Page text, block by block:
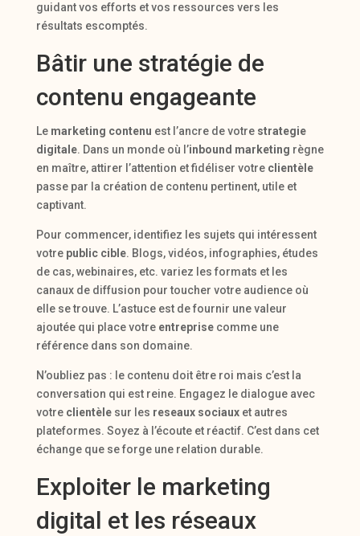
guidant vos efforts et vos ressources vers les
résultats escomptés.
Bâtir une stratégie de
contenu engageante
Le marketing contenu est l’ancre de votre strategie
digitale. Dans un monde où l’inbound marketing règne
en maître, attirer l’attention et fidéliser votre clientèle
passe par la création de contenu pertinent, utile et
captivant.
Pour commencer, identifiez les sujets qui intéressent
votre public cible. Blogs, vidéos, infographies, études
de cas, webinaires, etc. variez les formats et les
canaux de diffusion pour toucher votre audience où
elle se trouve. L’astuce est de fournir une valeur
ajoutée qui place votre entreprisecomme une
référence dans son domaine.
N’oubliez pas : le contenu doit être roi mais c’est la
conversation qui est reine. Engagez le dialogue avec
votre clientèlesur les reseaux sociauxet autres
plateformes. Soyez à l’écoute et réactif. C’est dans cet
échange que se forge une relation durable.
Exploiter le marketing
digital et les réseaux